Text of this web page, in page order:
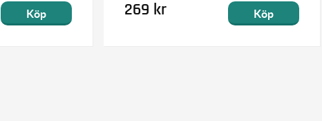
Köp 269 kr Köp